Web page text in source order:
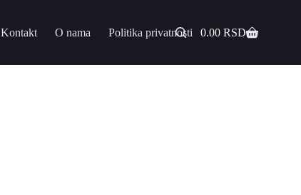
Kontakt O nama Politika privatnosti 0.00 RSD